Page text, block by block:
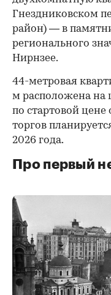
Гнездниковском
район) — в
регионального
Нирнзее.
44-метровая
м расположена на
по стартовой цене
торгов
2026 года.
Про первый